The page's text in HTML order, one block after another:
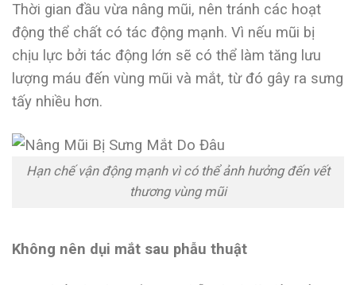
Thời gian đầu vừa nâng mũi, nên tránh các hoạt
động thể chất có tác động mạnh. Vì nếu mũi bị
chịu lực bởi tác động lớn sẽ có thể làm tăng lưu
lượng máu đến vùng mũi và mắt, từ đó gây ra sưng
tấy nhiều hơn.
Hạn chế vận động mạnh vì có thể ảnh hưởng đến vết
thương vùng mũi
Không nên dụi mắt sau phẫu thuật